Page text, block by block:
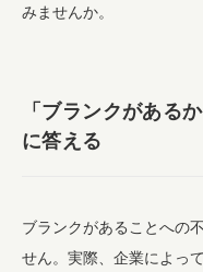
みませんか。
「ブランクがあ
に答える
ブランクがあることへの
せん。実際、企業によっ